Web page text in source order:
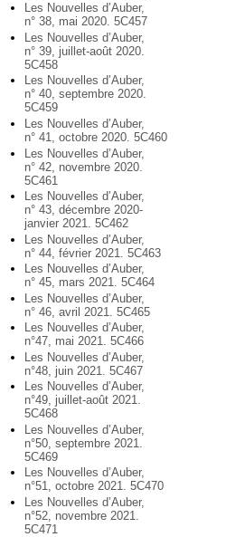
Les Nouvelles d’Auber,
n° 38, mai 2020. 5C457
Les Nouvelles d’Auber,
n° 39, juillet-août 2020.
5C458
Les Nouvelles d’Auber,
n° 40, septembre 2020.
5C459
Les Nouvelles d’Auber,
n° 41, octobre 2020. 5C460
Les Nouvelles d’Auber,
n° 42, novembre 2020.
5C461
Les Nouvelles d’Auber,
n° 43, décembre 2020-
janvier 2021. 5C462
Les Nouvelles d’Auber,
n° 44, février 2021. 5C463
Les Nouvelles d’Auber,
n° 45, mars 2021. 5C464
Les Nouvelles d’Auber,
n° 46, avril 2021. 5C465
Les Nouvelles d’Auber,
n°47, mai 2021. 5C466
Les Nouvelles d’Auber,
n°48, juin 2021. 5C467
Les Nouvelles d’Auber,
n°49, juillet-août 2021.
5C468
Les Nouvelles d’Auber,
n°50, septembre 2021.
5C469
Les Nouvelles d’Auber,
n°51, octobre 2021. 5C470
Les Nouvelles d’Auber,
n°52, novembre 2021.
5C471